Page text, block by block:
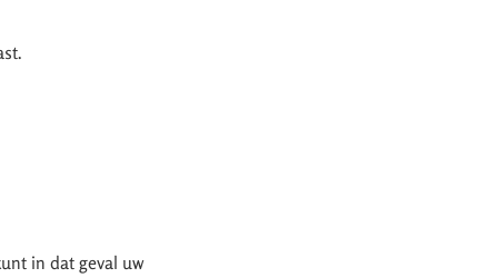
in dat geval uw